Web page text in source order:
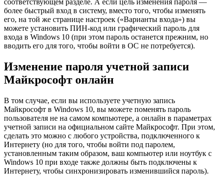
соответствующем разделе. А если цель изменения пароля —
более быстрый вход в систему, вместо того, чтобы изменять
его, на той же странице настроек («Варианты входа») вы
можете установить ПИН-код или графический пароль для
входа в Windows 10 (при этом пароль останется прежним, но
вводить его для того, чтобы войти в ОС не потребуется).
Изменение пароля учетной записи
Майкрософт онлайн
В том случае, если вы используете учетную запись
Майкрософт в Windows 10, вы можете поменять пароль
пользователя не на самом компьютере, а онлайн в параметрах
учетной записи на официальном сайте Майкрософт. При этом,
сделать это можно с любого устройства, подключенного к
Интернету (но для того, чтобы войти под паролем,
установленным таким образом, ваш компьютер или ноутбук с
Windows 10 при входе также должны быть подключены к
Интернету, чтобы синхронизировать изменившийся пароль).